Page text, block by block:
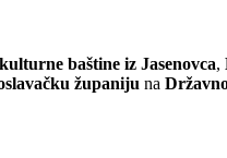
baštine iz Jasenovca,
županiju na